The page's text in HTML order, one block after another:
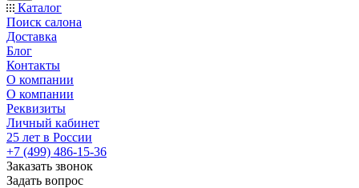
Каталог
Поиск салона
Доставка
Блог
Контакты
О компании
О компании
Реквизиты
Личный кабинет
25 лет в России
+7 (499) 486-15-36
Заказать звонок
Задать вопрос